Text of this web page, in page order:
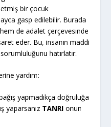
bir çocuk
gasp edilebilir. Burada
de adalet çerçevesinde
eder. Bu, insanın maddi
hatırlatır.
yardım:
yapmadıkça doğruluğa
yaparsanız TANRIonun